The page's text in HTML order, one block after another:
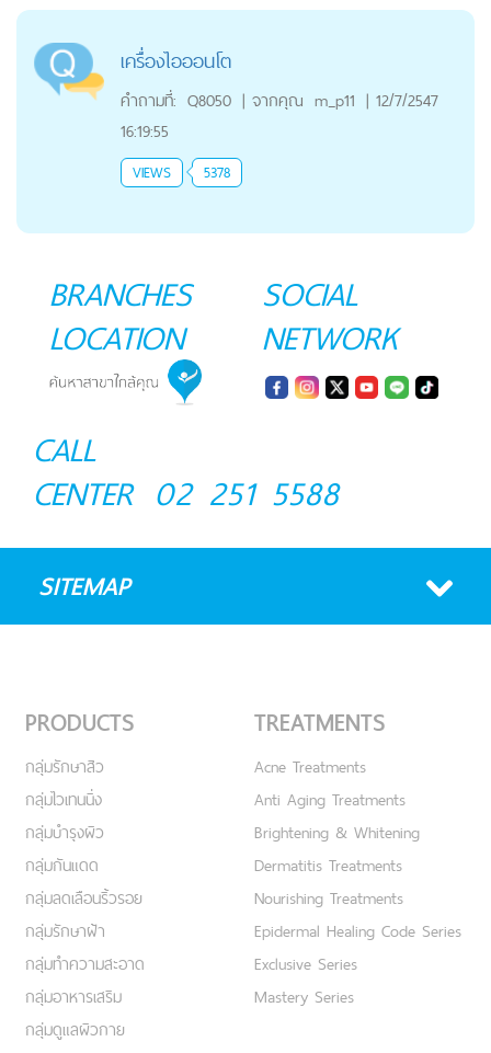
เครื่องไอออนโต
คำถามที่: Q8050 | จากคุณ m_p11 | 12/7/2547
16:19:55
VIEWS 5378
BRANCHES
LOCATION
SOCIAL
NETWORK
CALL
CENTER 02 251 5588
SITEMAP
PRODUCTS
กลุ่มรักษาสิว
กลุ่มไวเทนนิ่ง
กลุ่มบำรุงผิว
กลุ่มกันแดด
กลุ่มลดเลือนริ้วรอย
กลุ่มรักษาฝ้า
กลุ่มทำความสะอาด
กลุ่มอาหารเสริม
กลุ่มดูแลผิวกาย
TREATMENTS
Acne Treatments
Anti Aging Treatments
Brightening & Whitening
Dermatitis Treatments
Nourishing Treatments
Epidermal Healing Code Series
Exclusive Series
Mastery Series